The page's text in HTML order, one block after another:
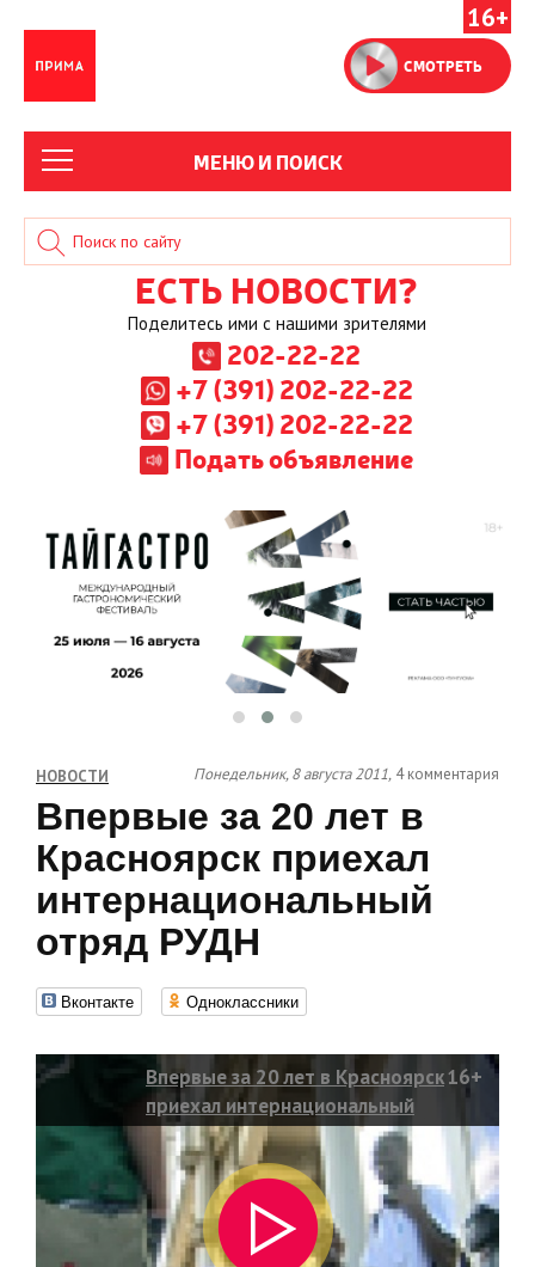
16+
СМОТРЕТЬ
МЕНЮ И ПОИСК
ЕСТЬ НОВОСТИ?
Поделитесь ими с нашими зрителями
202-22-22
+7 (391) 202-22-22
+7 (391) 202-22-22
Подать объявление
НОВОСТИ Понедельник, 8 августа 2011, 4 комментария
Впервые за 20 лет в
Красноярск приехал
интернациональный
отряд РУДН
Вконтакте Одноклассники
Впервые за 20 лет в Красноярск
приехал интернациональный
отряд РУДН
16+